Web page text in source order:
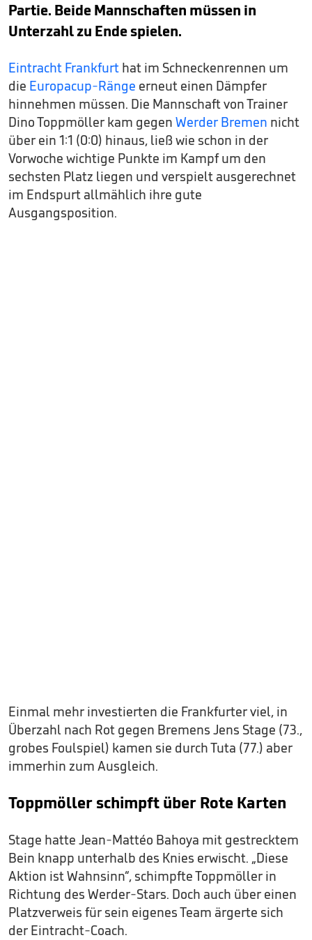
Partie. Beide Mannschaften müssen in
Unterzahl zu Ende spielen.
Eintracht Frankfurt hat im Schneckenrennen um
die Europacup-Ränge erneut einen Dämpfer
hinnehmen müssen. Die Mannschaft von Trainer
Dino Toppmöller kam gegen Werder Bremen nicht
über ein 1:1 (0:0) hinaus, ließ wie schon in der
Vorwoche wichtige Punkte im Kampf um den
sechsten Platz liegen und verspielt ausgerechnet
im Endspurt allmählich ihre gute
Ausgangsposition.
Einmal mehr investierten die Frankfurter viel, in
Überzahl nach Rot gegen Bremens Jens Stage (73.,
grobes Foulspiel) kamen sie durch Tuta (77.) aber
immerhin zum Ausgleich.
Toppmöller schimpft über Rote Karten
Stage hatte Jean-Mattéo Bahoya mit gestrecktem
Bein knapp unterhalb des Knies erwischt. „Diese
Aktion ist Wahnsinn“, schimpfte Toppmöller in
Richtung des Werder-Stars. Doch auch über einen
Platzverweis für sein eigenes Team ärgerte sich
der Eintracht-Coach.